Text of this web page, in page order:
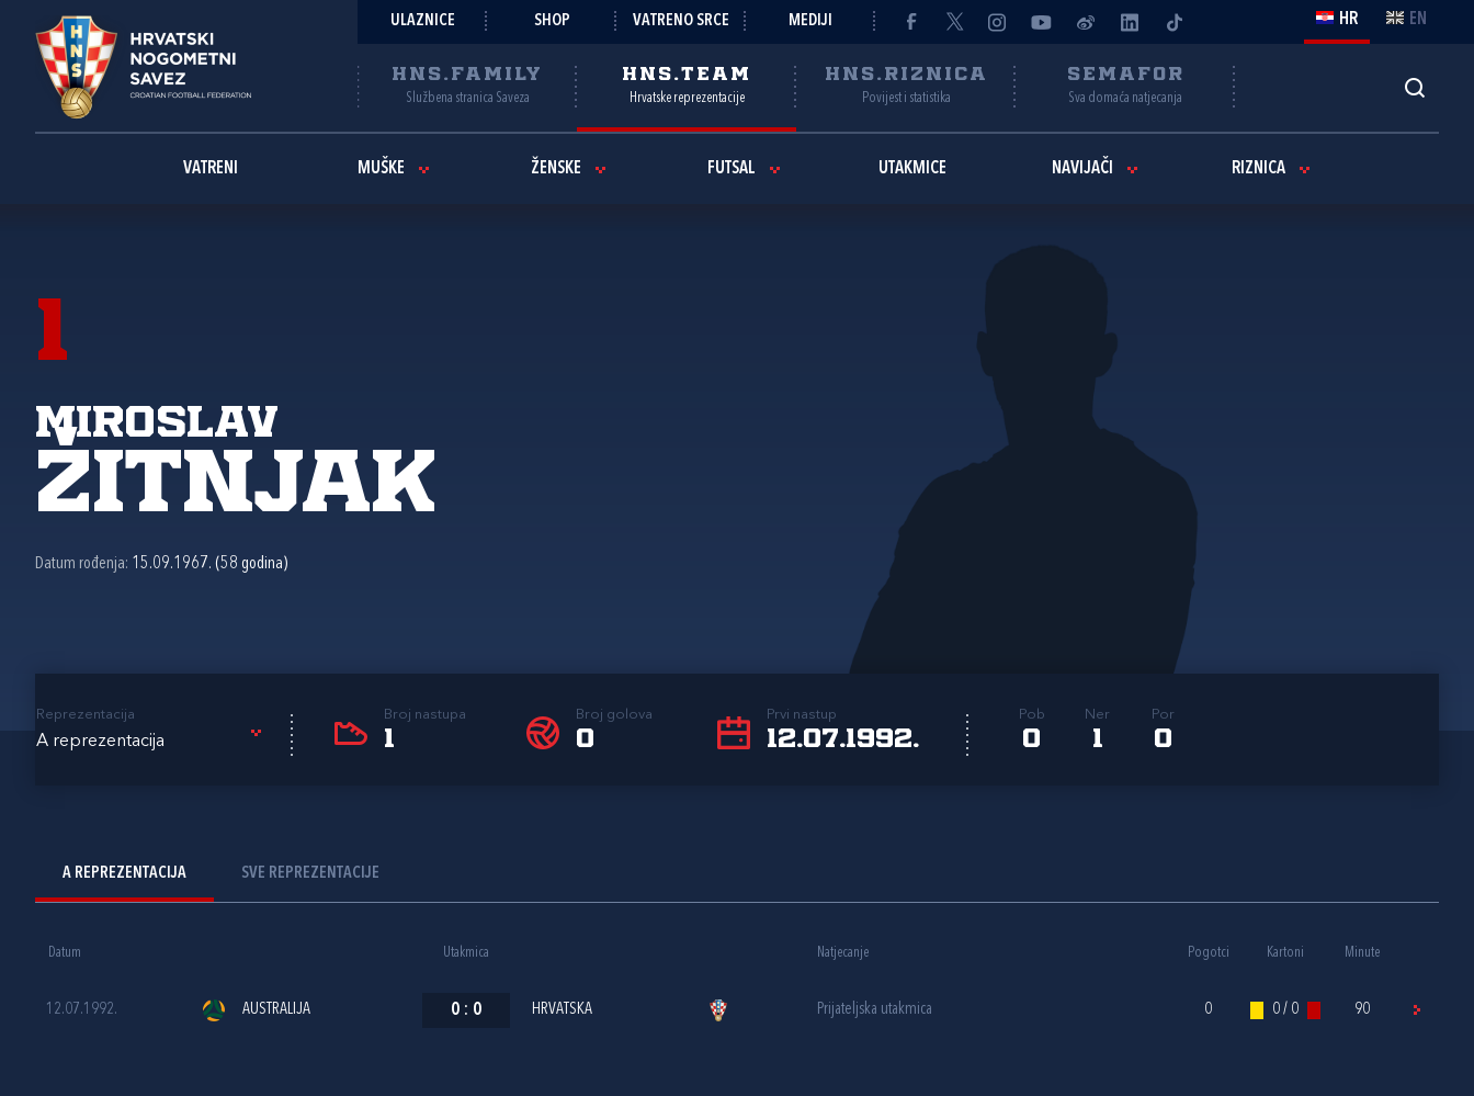
ULAZNICE SHOP VATRENO SRCE MEDIJI HR EN
HNS.FAMILY
Službena stranica Saveza
HNS.TEAM
Hrvatske reprezentacije
HNS.RIZNICA
Povijest i statistika
SEMAFOR
Sva domaća natjecanja
VATRENI MUŠKE ŽENSKE FUTSAL UTAKMICE NAVIJAČI RIZNICA
1
Miroslav
Žitnjak
Datum rođenja: 15.09.1967. (58 godina)
Reprezentacija
A reprezentacija
Broj nastupa
1
Broj golova
0
Prvi nastup
12.07.1992.
Pob
0
Ner
1
Por
0
A REPREZENTACIJA SVE REPREZENTACIJE
Datum Utakmica Natjecanje Pogotci Kartoni Minute
12.07.1992. AUSTRALIJA 0 : 0 HRVATSKA Prijateljska utakmica 0 0 / 0 90